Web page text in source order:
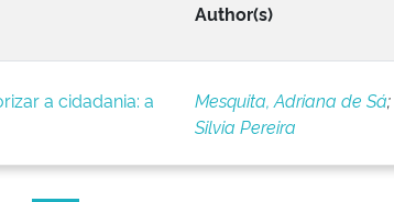
Author(s)
a cidadania: a
Mesquita, Adriana de Sá;
Silvia Pereira